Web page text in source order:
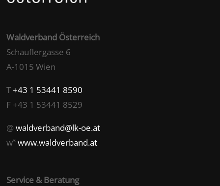
Waldverband Österreich
Schauflergasse 6
A-1015 Wien
T+43 1 53441 8590
F +43 1 53441 8529
@waldverband@lk-oe.at
w³www.waldverband.at
Service & Beratung